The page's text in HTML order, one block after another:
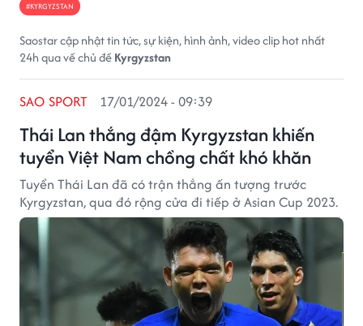
#KYRGYZSTAN
Saostar cập nhật tin tức, sự kiện, hình ảnh, video clip hot nhất
24h qua về chủ đềKyrgyzstan
Thái Lan thắng đậm Kyrgyzstan khiến
tuyển Việt Nam chồng chất khó khăn
SAO SPORT 17/01/2024 - 09:39
Tuyển Thái Lan đã có trận thắng ấn tượng trước
Kyrgyzstan, qua đó rộng cửa đi tiếp ở Asian Cup 2023.